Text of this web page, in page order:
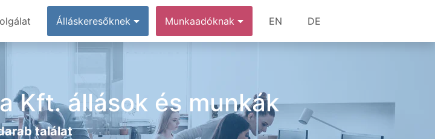
Álláskeresőknek Munkaadóknak EN DE
Kft. állások és munkák
találat